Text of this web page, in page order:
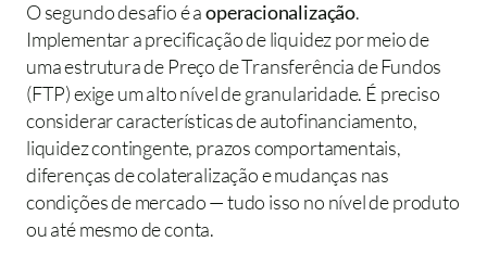
O segundo desafio é a operacionalização.
Implementar a precificação de liquidez por meio de
uma estrutura de Preço de Transferência de Fundos
(FTP) exige um alto nível de granularidade. É preciso
considerar características de autofinanciamento,
liquidez contingente, prazos comportamentais,
diferenças de colateralização e mudanças nas
condições de mercado — tudo isso no nível de produto
ou até mesmo de conta.